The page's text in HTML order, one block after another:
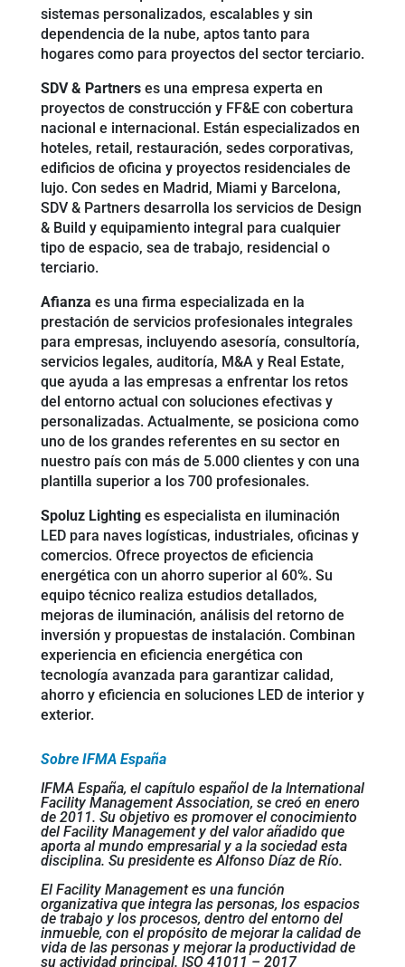
sistemas personalizados, escalables y sin
dependencia de la nube, aptos tanto para
hogares como para proyectos del sector terciario.
SDV & Partnerses una empresa experta en
proyectos de construcción y FF&E con cobertura
nacional e internacional. Están especializados en
hoteles, retail, restauración, sedes corporativas,
edificios de oficina y proyectos residenciales de
lujo. Con sedes en Madrid, Miami y Barcelona,
SDV & Partners desarrolla los servicios de Design
& Build y equipamiento integral para cualquier
tipo de espacio, sea de trabajo, residencial o
terciario.
Afianza es una firma especializada en la
prestación de servicios profesionales integrales
para empresas, incluyendo asesoría, consultoría,
servicios legales, auditoría, M&A y Real Estate,
que ayuda a las empresas a enfrentar los retos
del entorno actual con soluciones efectivas y
personalizadas. Actualmente, se posiciona como
uno de los grandes referentes en su sector en
nuestro país con más de 5.000 clientes y con una
plantilla superior a los 700 profesionales.
Spoluz Lightinges especialista en iluminación
LED para naves logísticas, industriales, oficinas y
comercios. Ofrece proyectos de eficiencia
energética con un ahorro superior al 60%. Su
equipo técnico realiza estudios detallados,
mejoras de iluminación, análisis del retorno de
inversión y propuestas de instalación. Combinan
experiencia en eficiencia energética con
tecnología avanzada para garantizar calidad,
ahorro y eficiencia en soluciones LED de interior y
exterior.
Sobre IFMA España
IFMA España, el capítulo español de la International
Facility Management Association, se creó en enero
de 2011. Su objetivo es promover el conocimiento
del Facility Management y del valor añadido que
aporta al mundo empresarial y a la sociedad esta
disciplina. Su presidente es Alfonso Díaz de Río.
El Facility Management es una función
organizativa que integra las personas, los espacios
de trabajo y los procesos, dentro del entorno del
inmueble, con el propósito de mejorar la calidad de
vida de las personas y mejorar la productividad de
su actividad principal. ISO 41011 – 2017